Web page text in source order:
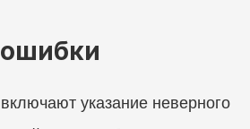
указание неверного